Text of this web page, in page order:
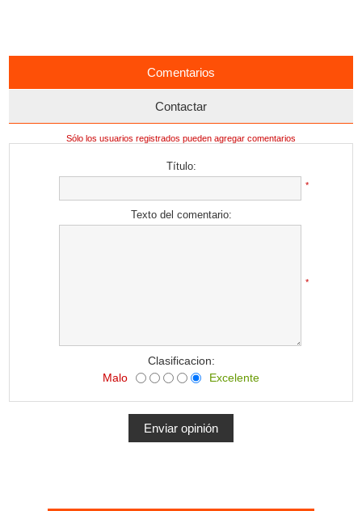
Comentarios
Contactar
Sólo los usuarios registrados pueden agregar comentarios
Título:
*
Texto del comentario:
*
Clasificacion:
Malo
Excelente